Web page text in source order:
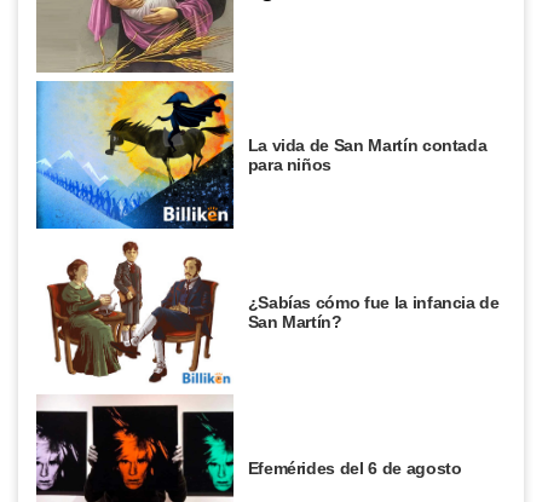
La vida de San Martín contada
para niños
¿Sabías cómo fue la infancia de
San Martín?
Efemérides del 6 de agosto